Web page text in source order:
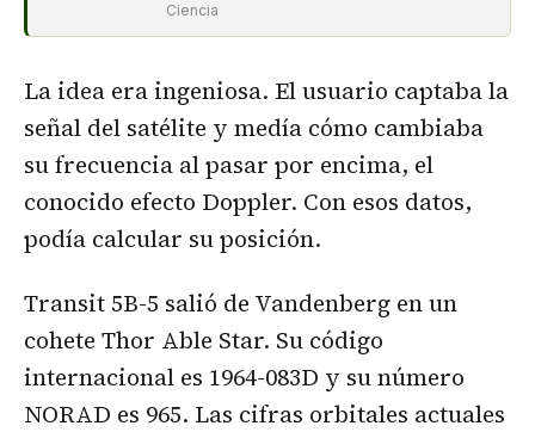
Ciencia
La idea era ingeniosa. El usuario captaba la
señal del satélite y medía cómo cambiaba
su frecuencia al pasar por encima, el
conocido efecto Doppler. Con esos datos,
podía calcular su posición.
Transit 5B-5 salió de Vandenberg en un
cohete Thor Able Star. Su código
internacional es 1964-083D y su número
NORAD es 965. Las cifras orbitales actuales